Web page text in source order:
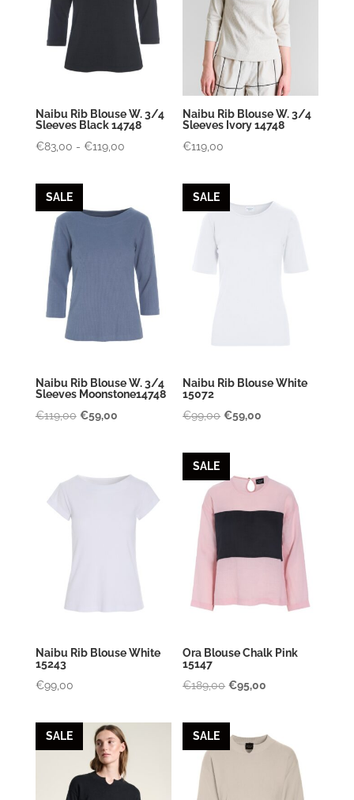
Naibu Rib Blouse W. 3/4
Sleeves Black 14748
€83,00 - €119,00Prijsklasse:
€119,00
Naibu Rib Blouse W. 3/4
Sleeves Ivory 14748
€119,00
SALE
Naibu Rib Blouse W. 3/4
Sleeves Moonstone14748
€119,00 Oorspronkelijke
€119,00.
€59,00Huidige
€59,00.
SALE
Naibu Rib Blouse White
15072
€99,00 Oorspronkelijke
was:
€99,00.
€59,00
€59,00.
Naibu Rib Blouse White
15243
€99,00
SALE
Ora Blouse Chalk Pink
15147
€189,00 Oorspronkelijke
was:
€189,00.
€95,00
€95,00.
SALE SALE